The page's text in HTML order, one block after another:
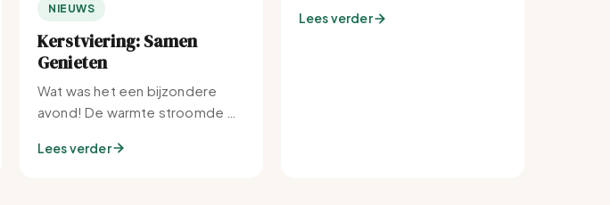
NIEUWS
Kerstviering: Samen
Genieten
Wat was het een bijzondere
avond! De warmte stroomde bij
Lees verder
Lees verder